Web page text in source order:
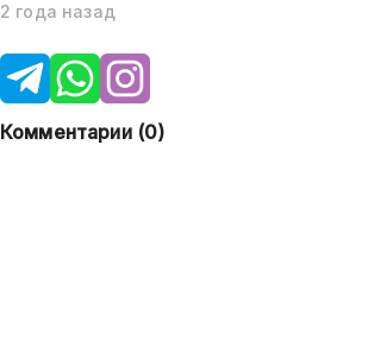
2 года назад
Комментарии (0)